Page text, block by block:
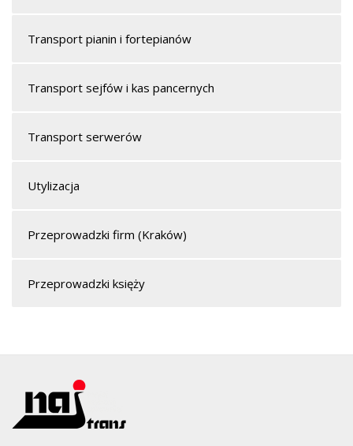
Transport pianin i fortepianów
Transport sejfów i kas pancernych
Transport serwerów
Utylizacja
Przeprowadzki firm (Kraków)
Przeprowadzki księży